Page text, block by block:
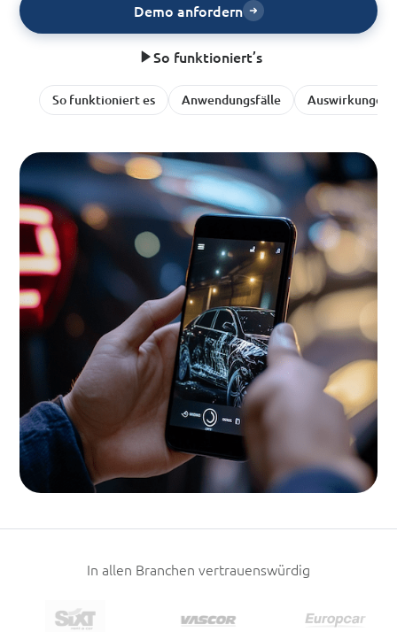
Demo anfordern
So funktioniert’s
So funktioniert es Anwendungsfälle Auswirkungen
In allen Branchen vertrauenswürdig